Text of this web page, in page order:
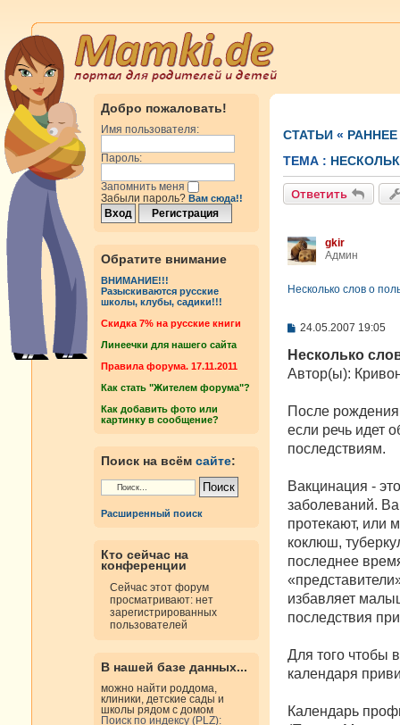
Добро пожаловать!
Имя пользователя:
Пароль:
Запомнить меня
Забыли пароль? Вам сюда!!
Обратите внимание
ВНИМАНИЕ!!!
Разыскиваются русские
школы, клубы, садики!!!
Cкидка 7% на русские книги
Линеечки для нашего сайта
Правила форума. 17.11.2011
Как стать "Жителем форума"?
Как добавить фото или
картинку в сообщение?
Поиск на всём сайте:
Расширенный поиск
Кто сейчас на
конференции
Сейчас этот форум
просматривают: нет
зарегистрированных
пользователей
В нашей базе данных...
можно найти роддома,
клиники, детские сады и
школы рядом с домом
Поиск по индексу (PLZ):
СТАТЬИ «
ТЕМА :
Ответить
gkir
Админ
Несколько слов о
С
о
щ
и
е
24.05.2007 19:05
Несколько
Автор(ы):
После рождения
если речь идет
последствиям.
Вакцинация -
заболеваний.
протекают, или
коклюш,
последнее
избавляет
последствия
Для того чтобы
календаря
Календарь